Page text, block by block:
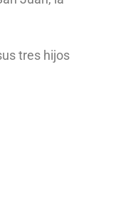
tres hijos